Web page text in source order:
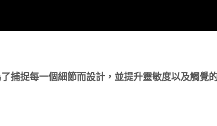
捕捉每一個細節而設計，並提升靈敏度以及觸覺